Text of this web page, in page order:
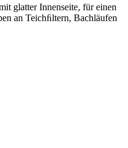
glatter Innenseite, für einen
an Teichﬁltern, Bachläufen